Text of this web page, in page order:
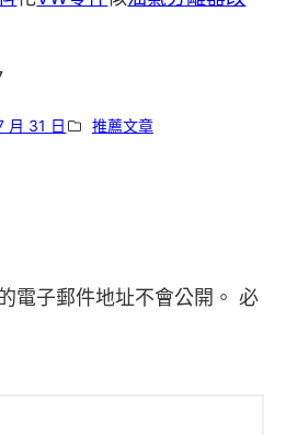
月 31 日 推薦文章
電子郵件地址不會公開。 必